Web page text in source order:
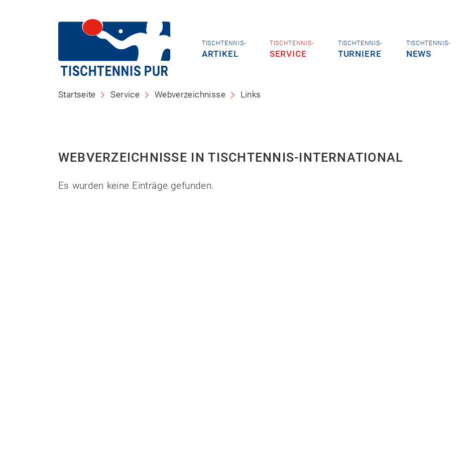
TISCHTENNIS-
ARTIKEL
TISCHTENNIS-
SERVICE
TISCHTENNIS-
TURNIERE
TISCHTENNIS-
NEWS
Startseite Service Webverzeichnisse Links
WEBVERZEICHNISSE IN TISCHTENNIS-INTERNATIONAL
Es wurden keine Einträge gefunden.